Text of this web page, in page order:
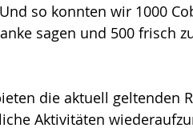
so konnten wir 1000
sagen und 500 frisch
die aktuell geltenden
Aktivitäten